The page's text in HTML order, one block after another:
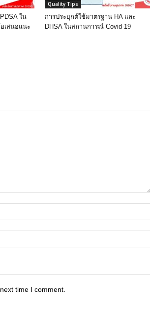
ใน
เสนอแนะ
Quality Tips
การประยุกต์ใช้มาตรฐาน HA และ
DHSA ในสถานการณ์ Covid-19
time I comment.